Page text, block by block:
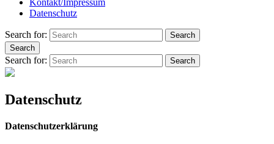
Kontakt/Impressum
Datenschutz
Search for:
Search
Search
Search for: Search
Datenschutz
Datenschutzerklärung